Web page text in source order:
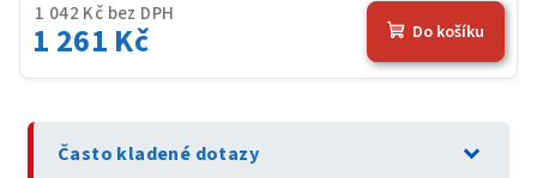
1 042 Kč bez DPH
1 261 Kč Do košíku
Často kladené dotazy expand_more